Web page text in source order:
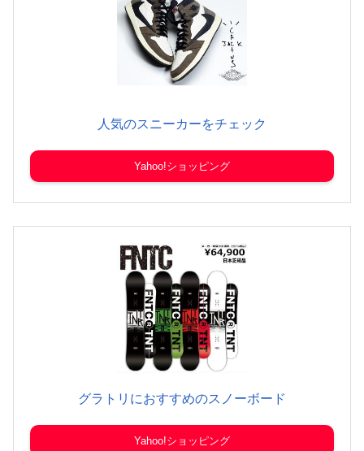
人気のスニーカーをチェック
Yahoo!ショッピング
グラトリにおすすめのスノーボード
Yahoo!ショッピング